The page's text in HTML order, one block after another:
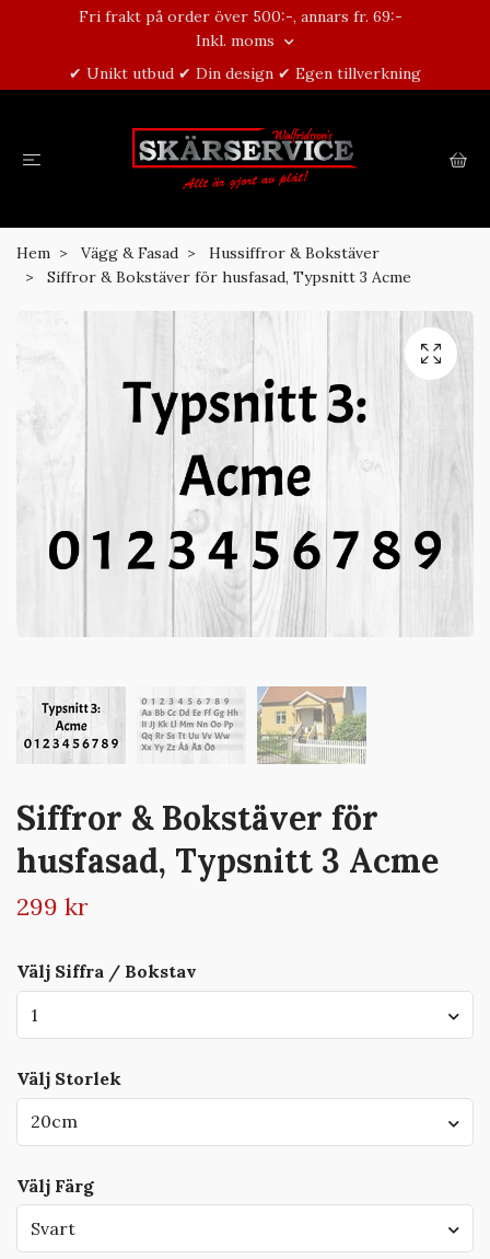
Fri frakt på order över 500:-, annars fr. 69:-
Inkl. moms
✔ Unikt utbud ✔ Din design ✔ Egen tillverkning
Hem Vägg & Fasad
Hussiffror & Bokstäver
Siffror & Bokstäver för husfasad, Typsnitt 3 Acme
Siffror & Bokstäver för
husfasad, Typsnitt 3 Acme
299 kr
Välj Siffra / Bokstav
1
Välj Storlek
20cm
Välj Färg
Svart